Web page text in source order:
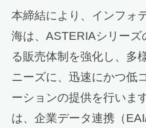
本締結により、インフォ
海は、ASTERIAシリーズ
る販売体制を強化し、多
ニーズに、迅速にかつ低
ーションの提供を行いま
は、企業データ連携（